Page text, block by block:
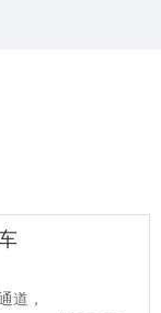
道，